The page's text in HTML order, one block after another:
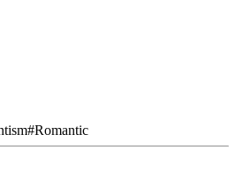
#Romantic